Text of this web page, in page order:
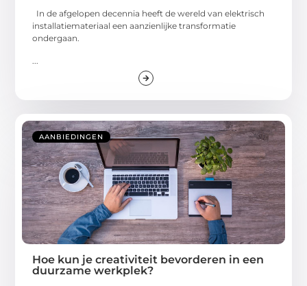
In de afgelopen decennia heeft de wereld van elektrisch
installatiemateriaal een aanzienlijke transformatie
ondergaan.
AANBIEDINGEN
Hoe kun je creativiteit bevorderen in een
duurzame werkplek?